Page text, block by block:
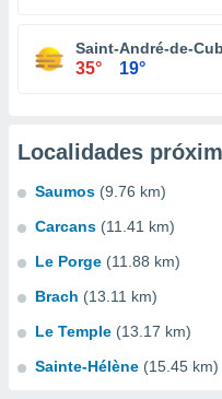
Saint-André-de-
35° 19°
Localidades
Saumos (9.76 km)
Carcans (11.41 km)
Le Porge (11.88 km)
Brach (13.11 km)
Le Temple (13.17 km)
Sainte-Hélène (15.45 km)